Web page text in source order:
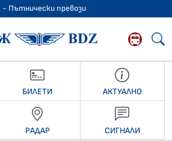
Пътнически превози
БДЖ -
БИЛЕТИ АКТУАЛНО
РАДАР СИГНАЛИ